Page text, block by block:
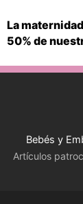
La
50% de
Bebés y
Artículos